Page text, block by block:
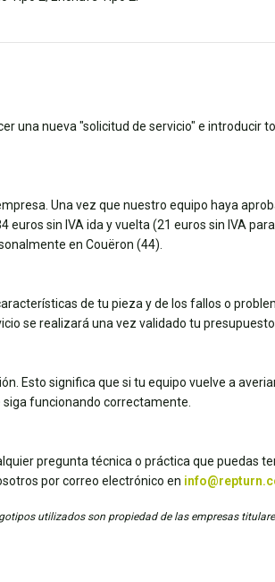
una nueva "solicitud de servicio" e introducir
Una vez que nuestro equipo haya
sin IVA ida y vuelta (21 euros sin IVA
en Couëron (44).
de tu pieza y de los fallos o
se realizará una vez validado tu presupuesto.
Esto significa que si tu equipo vuelve a
funcionando correctamente.
pregunta técnica o práctica que puedas
por correo electrónico en
utilizados son propiedad de las empresas